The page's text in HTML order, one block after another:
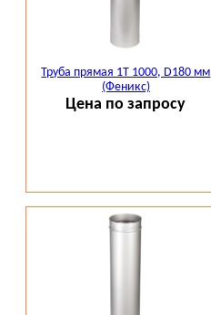
Труба прямая 1Т 1000, D180 мм
(Феникс)
Цена по запросу